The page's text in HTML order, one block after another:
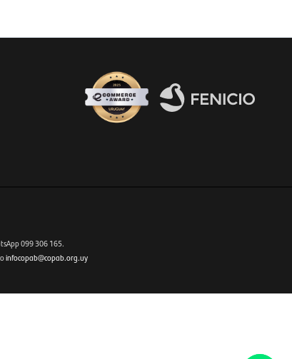
Fenicio eCommerce Uruguay
099 306 165.
infocopab@copab.org.uy